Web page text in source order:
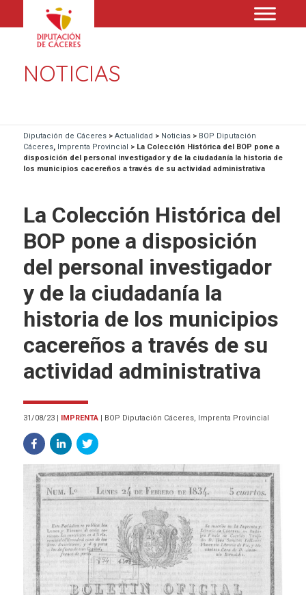
NOTICIAS
Diputación de Cáceres> Actualidad > Noticias> BOP Diputación
Cáceres, Imprenta Provincial > La Colección Histórica del BOP pone a
disposición del personal investigador y de la ciudadanía la historia de
los municipios cacereños a través de su actividad administrativa
La Colección Histórica del
BOP pone a disposición
del personal investigador
y de la ciudadanía la
historia de los municipios
cacereños a través de su
actividad administrativa
31/08/23 | IMPRENTA | BOP Diputación Cáceres, Imprenta Provincial